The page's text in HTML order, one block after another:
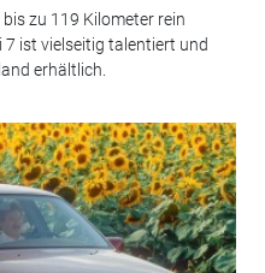
zu 119 Kilometer rein
7 ist vielseitig talentiert und
erhältlich.